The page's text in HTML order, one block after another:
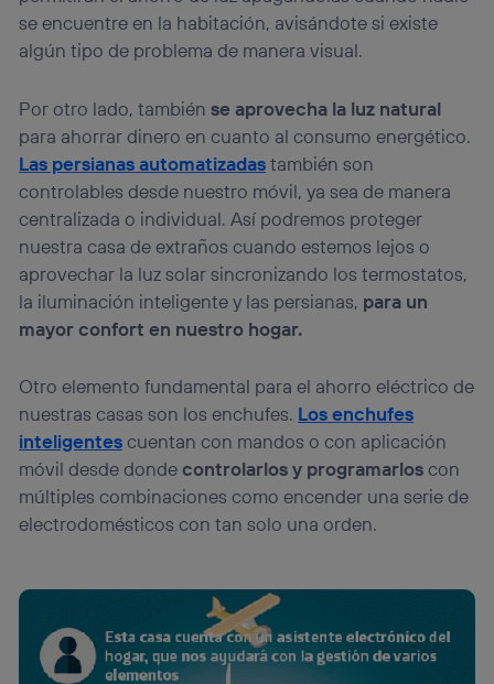
se encuentre en la habitación, avisándote si existe
algún tipo de problema de manera visual.
Por otro lado, tambiénse aprovecha la luz natural
para ahorrar dinero en cuanto al consumo energético.
Las persianas automatizadastambién son
controlables desde nuestro móvil, ya sea de manera
centralizada o individual. Así podremos proteger
nuestra casa de extraños cuando estemos lejos o
aprovechar la luz solar sincronizando los termostatos,
la iluminación inteligente y las persianas, para un
mayor confort en nuestro hogar.
Otro elemento fundamental para el ahorro eléctrico de
nuestras casas son los enchufes. Los enchufes
inteligentescuentan con mandos o con aplicación
móvil desde dondecontrolarlos y programarloscon
múltiples combinaciones como encender una serie de
electrodomésticos con tan solo una orden.